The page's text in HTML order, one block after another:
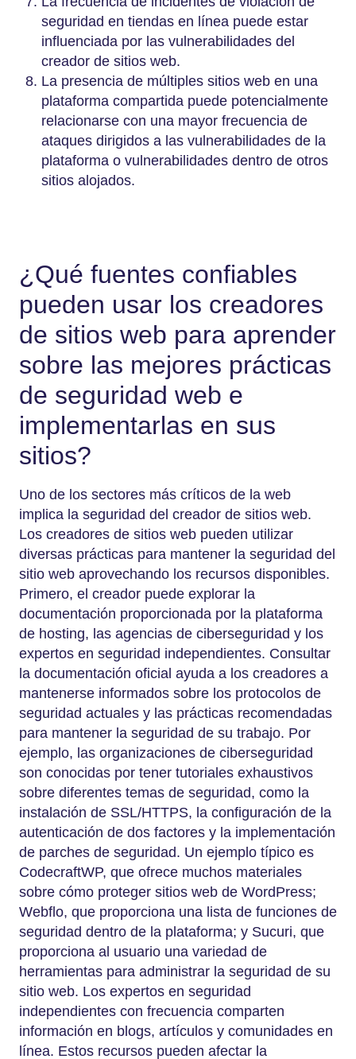
seguridad en tiendas en línea puede estar
influenciada por las vulnerabilidades del
creador de sitios web.
La presencia de múltiples sitios web en una
plataforma compartida puede potencialmente
relacionarse con una mayor frecuencia de
ataques dirigidos a las vulnerabilidades de la
plataforma o vulnerabilidades dentro de otros
sitios alojados.
¿Qué fuentes confiables
pueden usar los creadores
de sitios web para aprender
sobre las mejores prácticas
de seguridad web e
implementarlas en sus
sitios?
Uno de los sectores más críticos de la web
implica la seguridad del creador de sitios web.
Los creadores de sitios web pueden utilizar
diversas prácticas para mantener la seguridad del
sitio web aprovechando los recursos disponibles.
Primero, el creador puede explorar la
documentación proporcionada por la plataforma
de hosting, las agencias de ciberseguridad y los
expertos en seguridad independientes. Consultar
la documentación oficial ayuda a los creadores a
mantenerse informados sobre los protocolos de
seguridad actuales y las prácticas recomendadas
para mantener la seguridad de su trabajo. Por
ejemplo, las organizaciones de ciberseguridad
son conocidas por tener tutoriales exhaustivos
sobre diferentes temas de seguridad, como la
instalación de SSL/HTTPS, la configuración de la
autenticación de dos factores y la implementación
de parches de seguridad. Un ejemplo típico es
CodecraftWP, que ofrece muchos materiales
sobre cómo proteger sitios web de WordPress;
Webflo, que proporciona una lista de funciones de
seguridad dentro de la plataforma; y Sucuri, que
proporciona al usuario una variedad de
herramientas para administrar la seguridad de su
sitio web. Los expertos en seguridad
independientes con frecuencia comparten
información en blogs, artículos y comunidades en
línea. Estos recursos pueden afectar la